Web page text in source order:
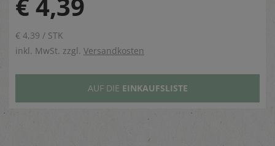
€ 4,39 / STK
inkl. MwSt. zzgl. Versandkosten
AUF DIE EINKAUFSLISTE